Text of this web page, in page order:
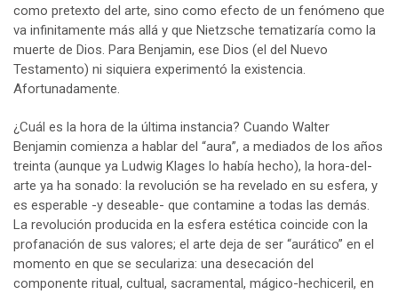
como pretexto del arte, sino como efecto de un fenómeno que
va infinitamente más allá y que Nietzsche tematizaría como la
muerte de Dios. Para Benjamin, ese Dios (el del Nuevo
Testamento) ni siquiera experimentó la existencia.
Afortunadamente.
¿Cuál es la hora de la última instancia? Cuando Walter
Benjamin comienza a hablar del “aura”, a mediados de los años
treinta (aunque ya Ludwig Klages lo había hecho), la hora-del-
arte ya ha sonado: la revolución se ha revelado en su esfera, y
es esperable -y deseable- que contamine a todas las demás.
La revolución producida en la esfera estética coincide con la
profanación de sus valores; el arte deja de ser “aurático” en el
momento en que se seculariza: una desecación del
componente ritual, cultual, sacramental, mágico-hechiceril, en